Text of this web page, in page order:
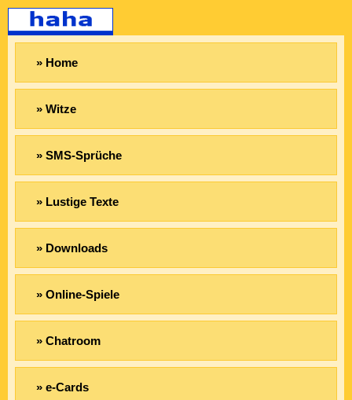
» Home
» Witze
» SMS-Sprüche
» Lustige Texte
» Downloads
» Online-Spiele
» Chatroom
» e-Cards